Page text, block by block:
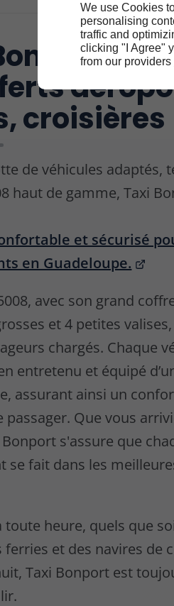
We use Cookies
personalising
traffic and
clicking "I Agree"
from our providers
:
croisières
de véhicules adaptés,
haut de gamme, Taxi
et sécurisé
en Guadeloupe.
avec son grand
et 4 petites
chargés. Chaque
entretenu et équipé
assurant ainsi un
passager. Que vous
s'assure que
se fait dans les
toute heure, quels que
ferries et des navires de
Taxi Bonport est